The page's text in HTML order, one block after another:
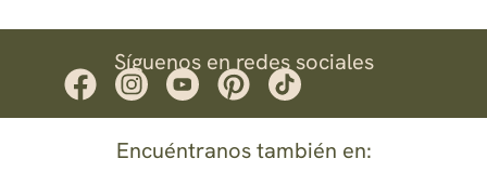
Síguenos en redes sociales
Encuéntranos también en: